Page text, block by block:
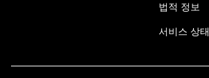
법적 정보
서비스 상태